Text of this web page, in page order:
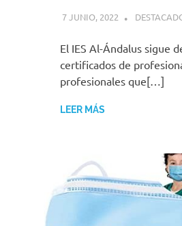
7 JUNIO, 2022 MIGUEL
El IES Al-Ándalus sigue
certificados de
profesionales que[…]
LEER MÁS